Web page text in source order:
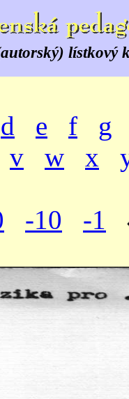
lístkový
d e f
g
v w x
-10
-1